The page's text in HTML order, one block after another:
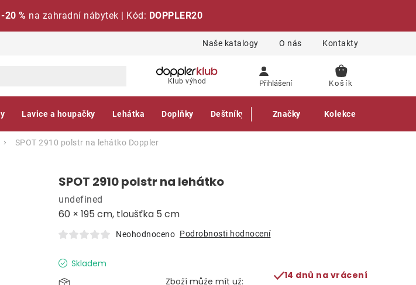
20 % na zahradní nábytek | Kód: DOPPLER20
Naše katalogy O nás Kontakty
Klub výhod Přihlášení
NÁKUPNÍ
Lavice a houpačky Lehátka Doplňky Deštníky Gastro produkty
Značky Kolekce
SPOT 2910 polstr na lehátko Doppler
SPOT 2910 polstr na lehátko
60 × 195 cm, tloušťka 5 cm
undefined
Neohodnoceno Podrobnosti hodnocení
Skladem
14 dnů na vrácení